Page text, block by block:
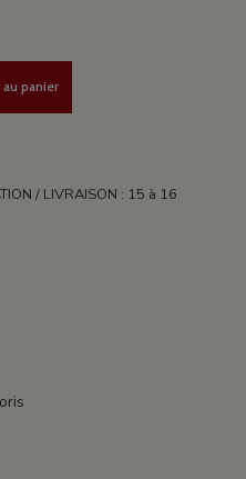
panier
/ LIVRAISON : 15 à 16